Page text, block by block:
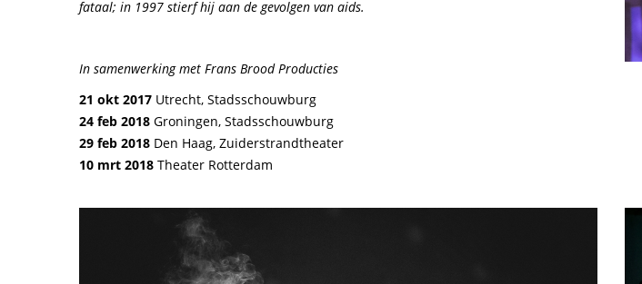
fataal; in 1997 stierf hij aan de gevolgen van aids.
In samenwerking met Frans Brood Producties
21 okt 2017 Utrecht, Stadsschouwburg
24 feb 2018 Groningen, Stadsschouwburg
29 feb 2018 Den Haag, Zuiderstrandtheater
10 mrt 2018 Theater Rotterdam